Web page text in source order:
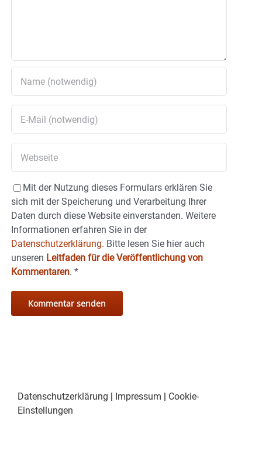
Mit der Nutzung dieses Formulars erklären Sie
sich mit der Speicherung und Verarbeitung Ihrer
Daten durch diese Website einverstanden. Weitere
Informationen erfahren Sie in der
Datenschutzerklärung. Bitte lesen Sie hier auch
unseren Leitfaden für die Veröffentlichung von
Kommentaren. *
Datenschutzerklärung Impressum
Cookie-
Einstellungen